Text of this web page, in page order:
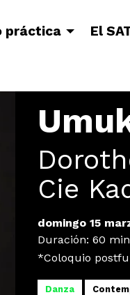
práctica El
Cie
domingo 15
Duración: 60
*Coloquio
Danza